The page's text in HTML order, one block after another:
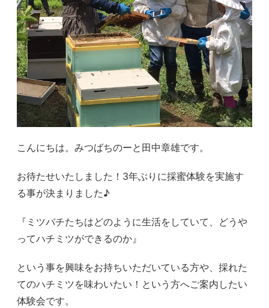
こんにちは。みつばちのーと田中章雄です。
お待たせいたしました！3年ぶりに採蜜体験を実施す
る事が決まりました♪
『ミツバチたちはどのように生活をしていて、どうや
ってハチミツができるのか』
という事を興味をお持ちいただいている方や、採れた
てのハチミツを味わいたい！という方へご案内したい
体験会です。